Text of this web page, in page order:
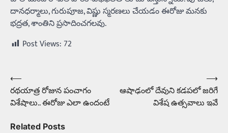
దానధర్మాలు, గురుపూజ, విష్ణు స్మరణలు చేయడం ఈరోజు మనకు
భద్రత, శాంతిని ప్రసాదించగలవు.
Post Views: 72
Post
navigation
⟵
రథయాత్ర రోజున పంచాగం
విశేషాలు.. ఈరోజు ఎలా ఉందంటే
ఆషాఢంలో దేవుని కడపలో జరిగే
విశేష ఉత్సవాలు ఇవే
⟶
Related Posts